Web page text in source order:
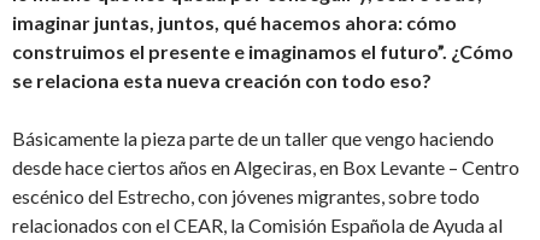
imaginar juntas, juntos, qué hacemos ahora: cómo
construimos el presente e imaginamos el futuro”. ¿Cómo
se relaciona esta nueva creación con todo eso?
Básicamente la pieza parte de un taller que vengo haciendo
desde hace ciertos años en Algeciras, en Box Levante – Centro
escénico del Estrecho, con jóvenes migrantes, sobre todo
relacionados con el CEAR, la Comisión Española de Ayuda al